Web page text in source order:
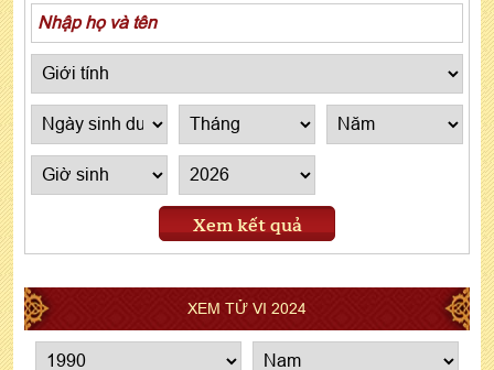
Xem kết quả
XEM TỬ VI 2024